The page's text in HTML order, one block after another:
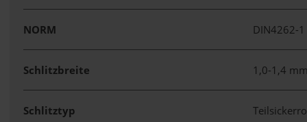
NORM DIN4262-1
Schlitzbreite 1,0-1,4 mm
Schlitztyp